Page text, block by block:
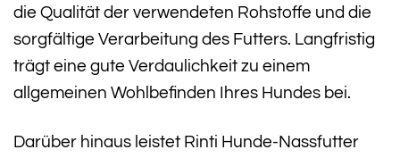
die Qualität der verwendeten Rohstoffe und die
sorgfältige Verarbeitung des Futters. Langfristig
trägt eine gute Verdaulichkeit zu einem
allgemeinen Wohlbefinden Ihres Hundes bei.
Darüber hinaus leistet Rinti Hunde-Nassfutter